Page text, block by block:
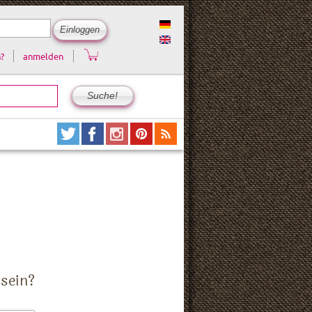
anmelden